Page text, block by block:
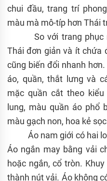
chui đầu, trang trí
màu mà mô-típ hơn Thái
So với trang phục
Thái đơn giản và ít chứa
cũng biến đổi nhanh
áo, quần, thắt lưng và
mặc quần cắt theo
lung, màu quần áo phổ
màu gạch non, hoa kẻ
Áo nam giới có hai
Áo ngắn may bằng vải
hoặc ngắn, cổ tròn.
thành nút vải. Áo không